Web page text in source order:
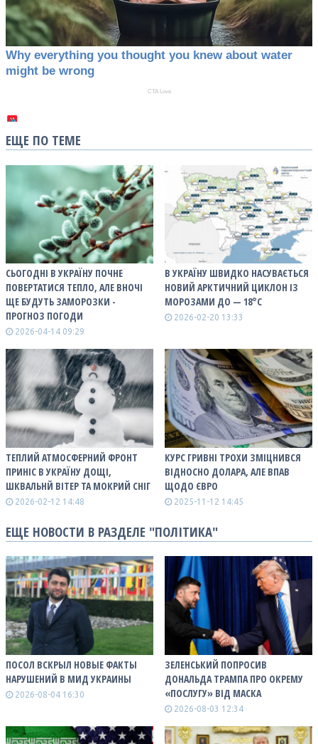
ЕЩЕ ПО ТЕМЕ
СЬОГОДНІ В УКРАЇНУ ПОЧНЕ
ПОВЕРТАТИСЯ ТЕПЛО, АЛЕ ВНОЧІ
ЩЕ БУДУТЬ ЗАМОРОЗКИ -
ПРОГНОЗ ПОГОДИ
2026-04-14 09:29
В УКРАЇНУ ШВИДКО НАСУВАЄТЬСЯ
НОВИЙ АРКТИЧНИЙ ЦИКЛОН ІЗ
МОРОЗАМИ ДО — 18°С
2026-02-20 13:33
ТЕПЛИЙ АТМОСФЕРНИЙ ФРОНТ
ПРИНІС В УКРАЇНУ ДОЩІ,
ШКВАЛЬНЙ ВІТЕР ТА МОКРИЙ СНІГ
2026-02-12 14:48
КУРС ГРИВНІ ТРОХИ ЗМІЦНИВСЯ
ВІДНОСНО ДОЛАРА, АЛЕ ВПАВ
ЩОДО ЄВРО
2025-11-12 14:45
ЕЩЕ НОВОСТИ В РАЗДЕЛЕ "ПОЛІТИКА"
ПОСОЛ ВСКРЫЛ НОВЫЕ ФАКТЫ
НАРУШЕНИЙ В МИД УКРАИНЫ
2026-08-04 16:30
ЗЕЛЕНСЬКИЙ ПОПРОСИВ
ДОНАЛЬДА ТРАМПА ПРО ОКРЕМУ
«ПОСЛУГУ» ВІД МАСКА
2026-08-03 12:34